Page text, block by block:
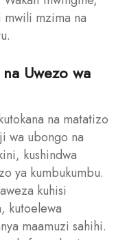
mwili mzima na
Uwezo wa
na matatizo
wa ubongo na
kushindwa
ya kumbukumbu.
kuhisi
kutoelewa
maamuzi sahihi.